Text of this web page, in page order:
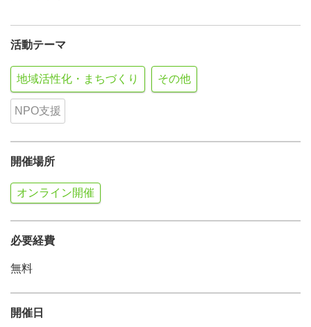
活動テーマ
地域活性化・まちづくり その他
NPO支援
開催場所
オンライン開催
必要経費
無料
開催日